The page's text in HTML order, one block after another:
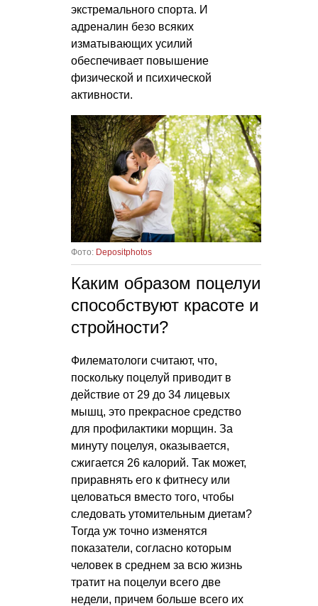
экстремального спорта. И
адреналин безо всяких
изматывающих усилий
обеспечивает повышение
физической и психической
активности.
Фото: Depositphotos
Каким образом поцелуи
способствуют красоте и
стройности?
Филематологи считают, что,
поскольку поцелуй приводит в
действие от 29 до 34 лицевых
мышц, это прекрасное средство
для профилактики морщин. За
минуту поцелуя, оказывается,
сжигается 26 калорий. Так может,
приравнять его к фитнесу или
целоваться вместо того, чтобы
следовать утомительным диетам?
Тогда уж точно изменятся
показатели, согласно которым
человек в среднем за всю жизнь
тратит на поцелуи всего две
недели, причем больше всего их